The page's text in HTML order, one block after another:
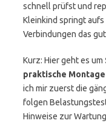
schnell prüfst und
Kleinkind springt
Verbindungen das
Kurz: Hier geht es um
praktische
ich mir zuerst die
folgen
Hinweise zur